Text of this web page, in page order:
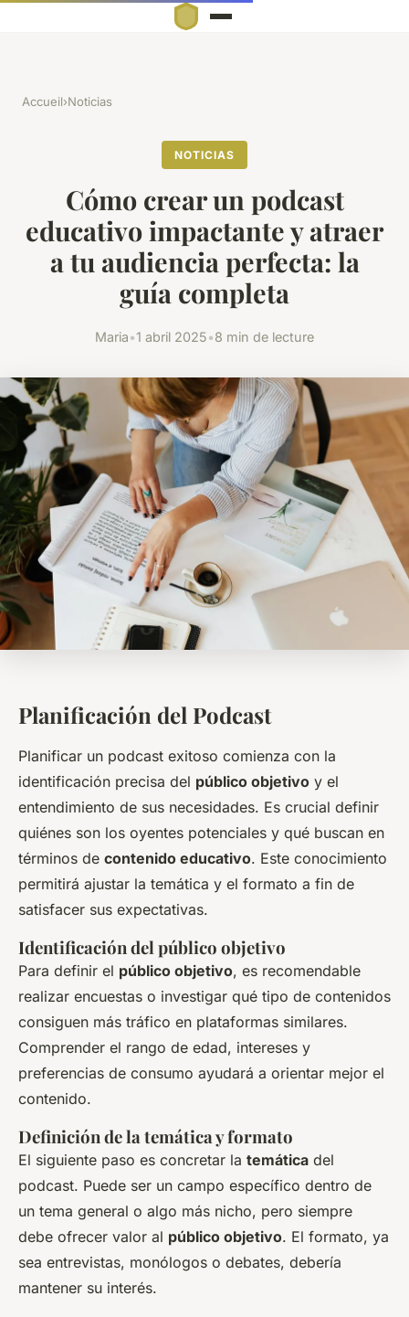
Accueil›Noticias
NOTICIAS
Cómo crear un podcast
educativo impactante y atraer
a tu audiencia perfecta: la
guía completa
Maria•1 abril 2025•8 min de lecture
Planificación del Podcast
Planificar un podcast exitoso comienza con la
identificación precisa del público objetivo y el
entendimiento de sus necesidades. Es crucial definir
quiénes son los oyentes potenciales y qué buscan en
términos de contenido educativo. Este conocimiento
permitirá ajustar la temática y el formato a fin de
satisfacer sus expectativas.
Identificación del público objetivo
Para definir el público objetivo, es recomendable
realizar encuestas o investigar qué tipo de contenidos
consiguen más tráfico en plataformas similares.
Comprender el rango de edad, intereses y
preferencias de consumo ayudará a orientar mejor el
contenido.
Definición de la temática y formato
El siguiente paso es concretar la temática del
podcast. Puede ser un campo específico dentro de
un tema general o algo más nicho, pero siempre
debe ofrecer valor al público objetivo. El formato, ya
sea entrevistas, monólogos o debates, debería
mantener su interés.